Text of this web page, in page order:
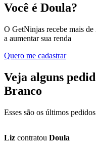
Você é Doula?
O GetNinjas recebe mais
a aumentar sua renda
Quero me cadastrar
Veja alguns
Branco
Esses são os últimos
Liz contratou Doula